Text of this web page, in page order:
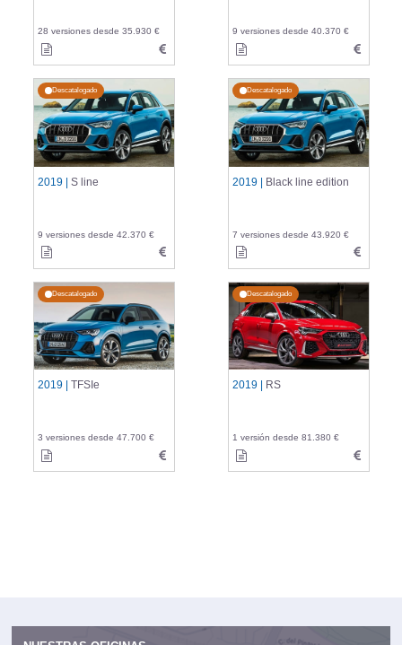
28 versiones desde 35.930 € 9 versiones desde 40.370 €
Descatalogado
2019 | S line
9 versiones desde 42.370 €
Descatalogado
2019 | Black line edition
7 versiones desde 43.920 €
Descatalogado
2019 | TFSIe
3 versiones desde 47.700 €
Descatalogado
2019 | RS
1 versión desde 81.380 €